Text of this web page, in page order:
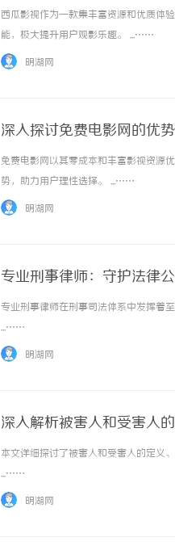
西瓜影视作为一款集丰富资源和优质体
能，极大提升用户观影乐趣。 ...……
明湖网
深入探讨免费电影网的优
免费电影网以其零成本和丰富影视资源
势，助力用户理性选择。 ...……
明湖网
专业刑事律师：守护法律
专业刑事律师在刑事司法体系中发挥着
...……
明湖网
深入解析被害人和受害人
本文详细探讨了被害人和受害人的定义
...……
明湖网